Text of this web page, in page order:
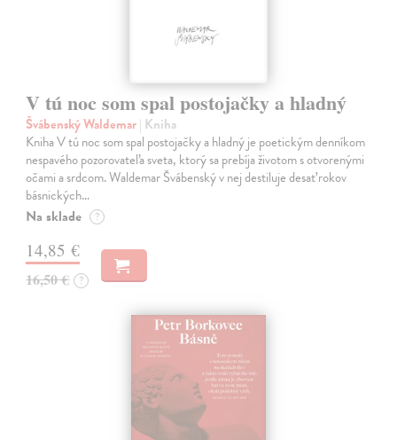
V tú noc som spal postojačky a hladný
Švábenský Waldemar| Kniha
Kniha V tú noc som spal postojačky a hladný je poetickým denníkom
nespavého pozorovateľa sveta, ktorý sa prebíja životom s otvorenými
očami a srdcom. Waldemar Švábenský v nej destiluje desať rokov
básnických…
Na sklade ?
14,85 €
16,50 € ?